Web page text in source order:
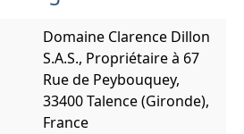
Domaine Clarence Dillon
S.A.S., Propriétaire à 67
Rue de Peybouquey,
33400 Talence (Gironde),
France